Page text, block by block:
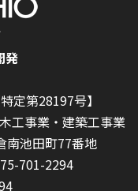
発
定第28197号】
工事業・建築工事業
池田町77番地
701-2294